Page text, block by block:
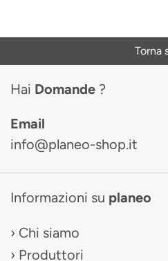
Torna
Hai Domande ?
Email
info@planeo-shop.it
Informazioni su planeo
Chi siamo
Produttori